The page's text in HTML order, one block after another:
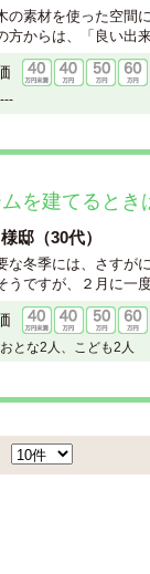
の素材を使った空間
方からは、「良い出
---
を建てるとき
邸（30代）
な冬季には、さすが
うですが、２月に一度
おとな2人、こども2人